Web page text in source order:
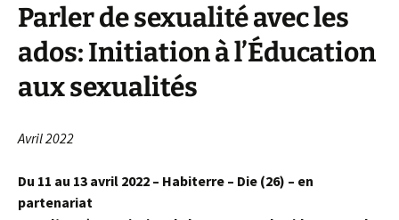
Parler de sexualité avec les
ados: Initiation à l’Éducation
aux sexualités
Avril 2022
Du 11 au 13 avril 2022 – Habiterre – Die (26) – en
partenariat